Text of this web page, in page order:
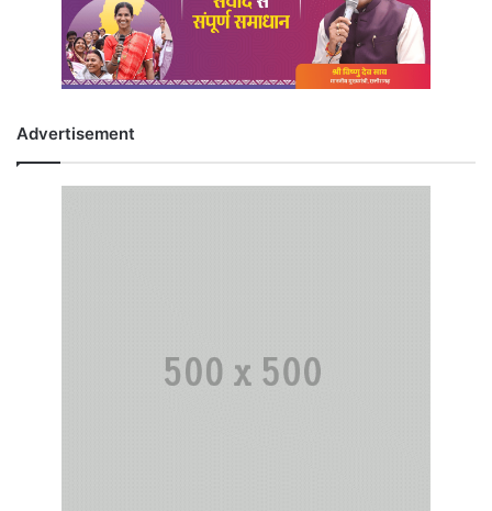
Advertisement